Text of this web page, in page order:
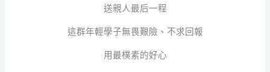
送親人最后一程
這群年輕學子無畏艱險、不求回報
用最樸素的好心